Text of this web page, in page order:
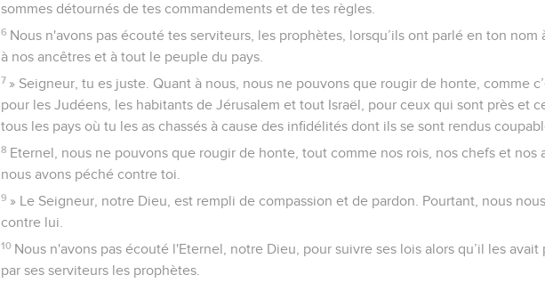
sommes détournés de tes commandements et de tes règles.
6 Nous n'avons pas écouté tes serviteurs, les prophètes, lorsqu’ils ont parlé en ton nom
à nos ancêtres et à tout le peuple du pays.
7 » Seigneur, tu es juste. Quant à nous, nous ne pouvons que rougir de honte, comme
pour les Judéens, les habitants de Jérusalem et tout Israël, pour ceux qui sont près et
tous les pays où tu les as chassés à cause des infidélités dont ils se sont rendus
8 Eternel, nous ne pouvons que rougir de honte, tout comme nos rois, nos chefs et nos
nous avons péché contre toi.
9 » Le Seigneur, notre Dieu, est rempli de compassion et de pardon. Pourtant, nous
contre lui.
10 Nous n'avons pas écouté l'Eternel, notre Dieu, pour suivre ses lois alors qu’il les
par ses serviteurs les prophètes.